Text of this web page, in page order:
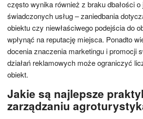
często wynika również z braku dbałości o
świadczonych usług – zaniedbania
obiektu czy niewłaściwego podejścia do
wpłynąć na reputację miejsca. Ponadto
docenia znaczenia marketingu i promocji
działań reklamowych może ograniczyć
obiekt.
Jakie są najlepsze
zarządzaniu